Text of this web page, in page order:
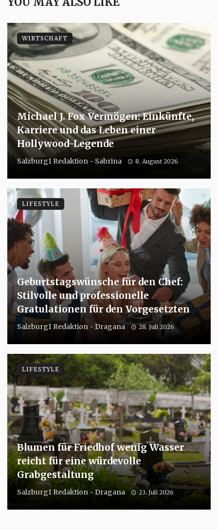
Michael J. Fox Vermögen: Einkünfte,
Karriere und das Leben einer
Hollywood-Legende
Salzburg1 Redaktion - Sabrina 8. August 2026
WIRTSCHAFT
Geburtstagswünsche für den Chef:
Stilvolle und professionelle
Gratulationen für den Vorgesetzten
Salzburg1 Redaktion - Dragana 28. Juli 2026
LIFESTYLE
Blumen für Friedhof wenig Wasser
reicht für eine würdevolle
Grabgestaltung
Salzburg1 Redaktion - Dragana 23. Juli 2026
LIFESTYLE